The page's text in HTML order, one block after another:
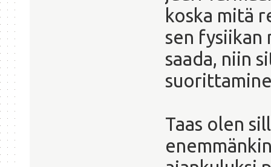
koska mitä
sen fysiikan
saada, niin
Taas olen